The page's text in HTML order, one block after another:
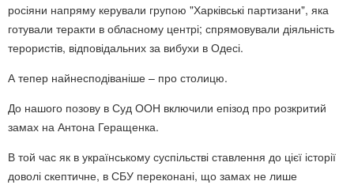
росіяни напряму керували групою "Харківські партизани", яка
готували теракти в обласному центрі; спрямовували діяльність
терористів, відповідальних за вибухи в Одесі.
А тепер найнесподіваніше – про столицю.
До нашого позову в Суд ООН включили епізод про розкритий
замах на Антона Геращенка.
В той час як в українському суспільстві ставлення до цієї історії
доволі скептичне, в СБУ переконані, що замах не лише